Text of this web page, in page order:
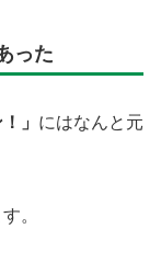
った
」 にはなんと元
。